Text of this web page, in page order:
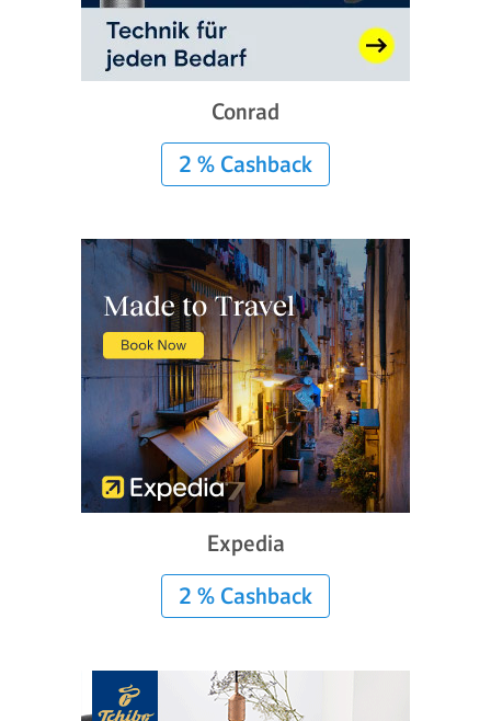
Conrad
2 % Cashback
Expedia
2 % Cashback